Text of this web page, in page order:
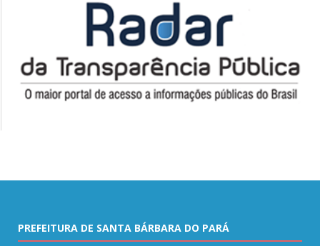
PREFEITURA DE SANTA BÁRBARA DO PARÁ